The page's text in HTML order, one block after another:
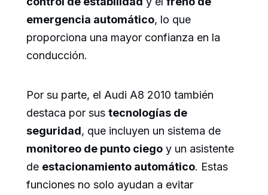
emergencia automático, lo que
proporciona una mayor confianza en la
conducción.
Por su parte, el Audi A8 2010 también
destaca por sus tecnologías de
seguridad, que incluyen un sistema de
monitoreo de punto ciego y un asistente
de estacionamiento automático. Estas
funciones no solo ayudan a evitar